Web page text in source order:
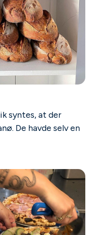
syntes, at der
De havde selv en